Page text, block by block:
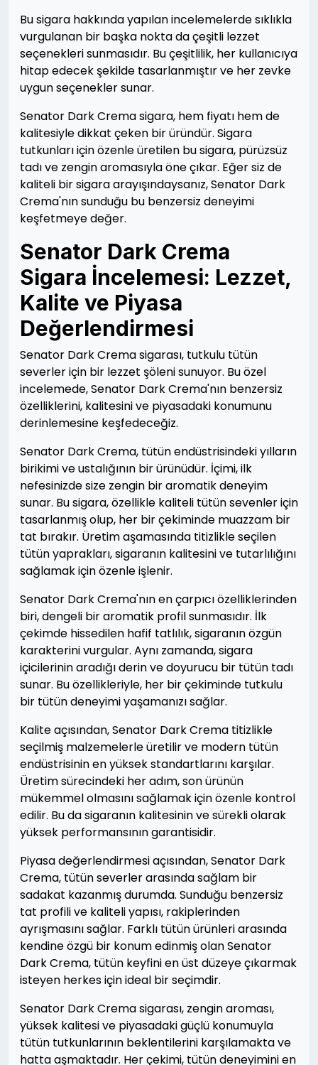
Bu sigara hakkında yapılan incelemelerde sıklıkla
vurgulanan bir başka nokta da çeşitli lezzet
seçenekleri sunmasıdır. Bu çeşitlilik, her kullanıcıya
hitap edecek şekilde tasarlanmıştır ve her zevke
uygun seçenekler sunar.
Senator Dark Crema sigara, hem fiyatı hem de
kalitesiyle dikkat çeken bir üründür. Sigara
tutkunları için özenle üretilen bu sigara, pürüzsüz
tadı ve zengin aromasıyla öne çıkar. Eğer siz de
kaliteli bir sigara arayışındaysanız, Senator Dark
Crema'nın sunduğu bu benzersiz deneyimi
keşfetmeye değer.
Senator Dark Crema
Sigara İncelemesi: Lezzet,
Kalite ve Piyasa
Değerlendirmesi
Senator Dark Crema sigarası, tutkulu tütün
severler için bir lezzet şöleni sunuyor. Bu özel
incelemede, Senator Dark Crema'nın benzersiz
özelliklerini, kalitesini ve piyasadaki konumunu
derinlemesine keşfedeceğiz.
Senator Dark Crema, tütün endüstrisindeki yılların
birikimi ve ustalığının bir ürünüdür. İçimi, ilk
nefesinizde size zengin bir aromatik deneyim
sunar. Bu sigara, özellikle kaliteli tütün sevenler için
tasarlanmış olup, her bir çekiminde muazzam bir
tat bırakır. Üretim aşamasında titizlikle seçilen
tütün yaprakları, sigaranın kalitesini ve tutarlılığını
sağlamak için özenle işlenir.
Senator Dark Crema'nın en çarpıcı özelliklerinden
biri, dengeli bir aromatik profil sunmasıdır. İlk
çekimde hissedilen hafif tatlılık, sigaranın özgün
karakterini vurgular. Aynı zamanda, sigara
içicilerinin aradığı derin ve doyurucu bir tütün tadı
sunar. Bu özellikleriyle, her bir çekiminde tutkulu
bir tütün deneyimi yaşamanızı sağlar.
Kalite açısından, Senator Dark Crema titizlikle
seçilmiş malzemelerle üretilir ve modern tütün
endüstrisinin en yüksek standartlarını karşılar.
Üretim sürecindeki her adım, son ürünün
mükemmel olmasını sağlamak için özenle kontrol
edilir. Bu da sigaranın kalitesinin ve sürekli olarak
yüksek performansının garantisidir.
Piyasa değerlendirmesi açısından, Senator Dark
Crema, tütün severler arasında sağlam bir
sadakat kazanmış durumda. Sunduğu benzersiz
tat profili ve kaliteli yapısı, rakiplerinden
ayrışmasını sağlar. Farklı tütün ürünleri arasında
kendine özgü bir konum edinmiş olan Senator
Dark Crema, tütün keyfini en üst düzeye çıkarmak
isteyen herkes için ideal bir seçimdir.
Senator Dark Crema sigarası, zengin aroması,
yüksek kalitesi ve piyasadaki güçlü konumuyla
tütün tutkunlarının beklentilerini karşılamakta ve
hatta aşmaktadır. Her çekimi, tütün deneyimini en